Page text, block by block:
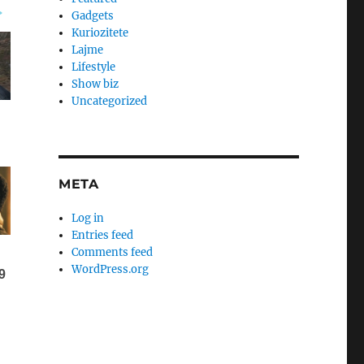
Gadgets
Kuriozitete
Lajme
Lifestyle
Show biz
Uncategorized
META
Log in
Entries feed
Comments feed
WordPress.org